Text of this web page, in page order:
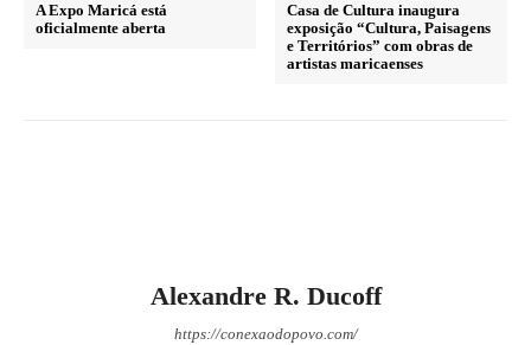
A Expo Maricá está
oficialmente aberta
Casa de Cultura inaugura
exposição “Cultura, Paisagens
e Territórios” com obras de
artistas maricaenses
Alexandre R. Ducoff
https://conexaodopovo.com/